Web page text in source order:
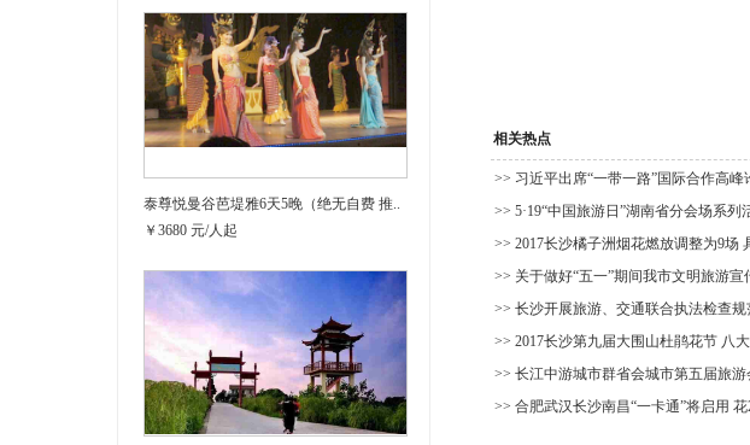
泰尊悦曼谷芭堤雅6天5晚（绝无自费 推..
￥3680 元/人起
相关热点
>> 习近平出席“一带一路”国际合作高峰
>> 5·19“中国旅游日”湖南省分会场系列
>> 2017长沙橘子洲烟花燃放调整为9场
>> 关于做好“五一”期间我市文明旅游宣
>> 长沙开展旅游、交通联合执法检查
>> 2017长沙第九届大围山杜鹃花节 八
>> 长江中游城市群省会城市第五届旅
>> 合肥武汉长沙南昌“一卡通”将启用 花